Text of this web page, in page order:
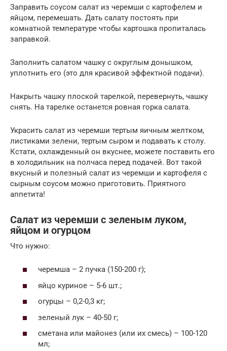
Заправить соусом салат из черемши с картофелем и
яйцом, перемешать. Дать салату постоять при
комнатной температуре чтобы картошка пропиталась
заправкой.
Заполнить салатом чашку с округлым донышком,
уплотнить его (это для красивой эффектной подачи).
Накрыть чашку плоской тарелкой, перевернуть, чашку
снять. На тарелке останется ровная горка салата.
Украсить салат из черемши тертым яичным желтком,
листиками зелени, тертым сыром и подавать к столу.
Кстати, охлажденный он вкуснее, можете поставить его
в холодильник на полчаса перед подачей. Вот такой
вкусный и полезный салат из черемши и картофеля с
сырным соусом можно приготовить. Приятного
аппетита!
Салат из черемши с зеленым луком,
яйцом и огурцом
Что нужно:
черемша – 2 пучка (150-200 г);
яйцо куриное – 5-6 шт.;
огурцы – 0,2-0,3 кг;
зеленый лук – 40-50 г;
сметана или майонез (или их смесь) – 100-120
мл;